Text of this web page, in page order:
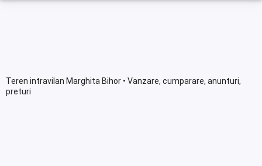
Teren intravilan Marghita Bihor • Vanzare, cumparare, anunturi,
preturi